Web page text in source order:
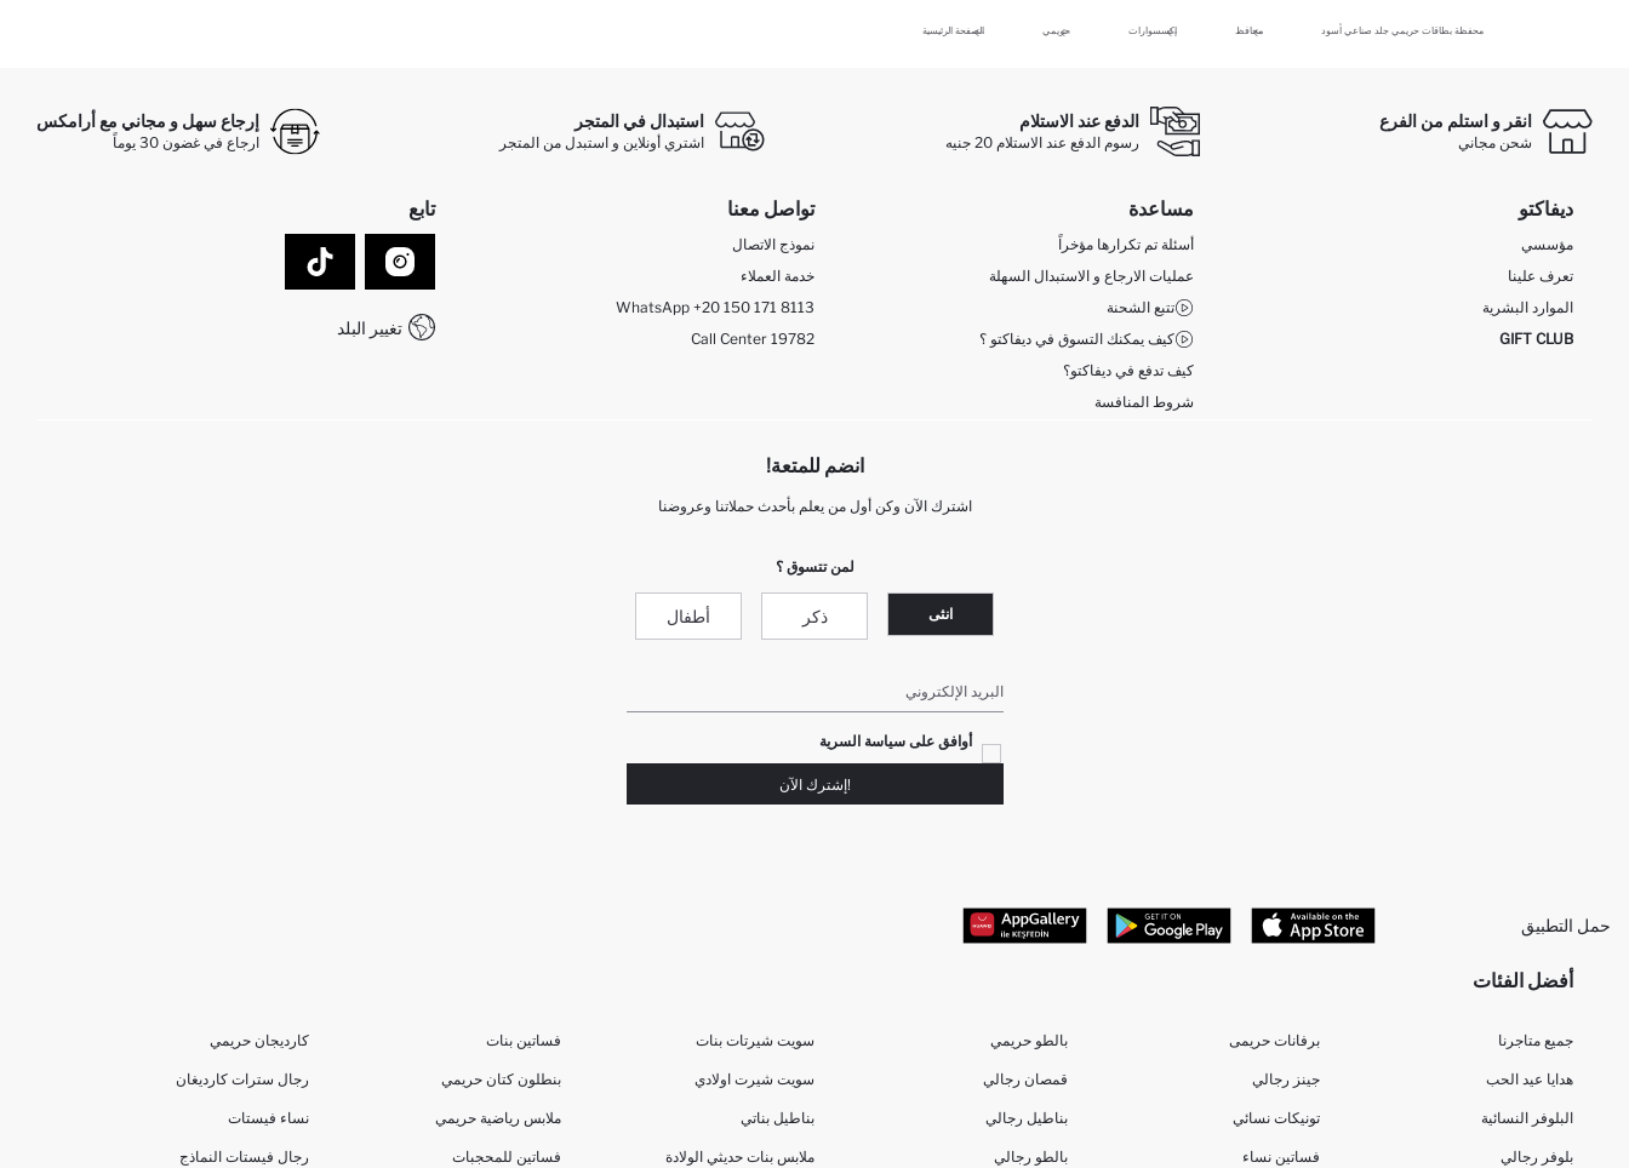
الصفحة الرئيسية حريمي إكسسوارات محافظ محفظة بطاقات حريمي جلد صناعي أسود
انقر و استلم من الفرع
شحن مجاني
الدفع عند الاستلام
رسوم الدفع عند الاستلام 20 جنيه
استبدال في المتجر
اشتري أونلاين و استبدل من المتجر
إرجاع سهل و مجاني مع أرامكس
ارجاع في غضون 30 يوماً
ديفاكتو
مؤسسي
تعرف علينا
الموارد البشرية
GIFT CLUB
مساعدة
أسئلة تم تكرارها مؤخراً
عمليات الارجاع و الاستبدال السهلة
تتبع الشحنة
كيف يمكنك التسوق في ديفاكتو ؟
كيف تدفع في ديفاكتو؟
شروط المنافسة
تواصل معنا
نموذج الاتصال
خدمة العملاء
WhatsApp +20 150 171 8113
Call Center 19782
تابع
تغيير البلد
انضم للمتعة!
اشترك الآن وكن أول من يعلم بأحدث حملاتنا وعروضنا
لمن تتسوق ؟
انثى ذكر أطفال
البريد الإلكتروني
أوافق على سياسة السرية
!إشترك الآن
حمل التطبيق
أفضل الفئات
جميع متاجرنا
هدايا عيد الحب
البلوفر النسائية
بلوفر رجالي
برفانات حريمى
جينز رجالي
تونيكات نسائي
فساتين نساء
بالطو حريمي
قمصان رجالي
بناطيل رجالي
بالطو رجالي
سويت شيرتات بنات
سويت شيرت اولادي
بناطيل بناتي
ملابس بنات حديثي الولادة
فساتين بنات
بنطلون كتان حريمي
ملابس رياضية حريمي
فساتين للمحجبات
كارديجان حريمي
رجال سترات كارديغان
نساء فيستات
رجال فيستات النماذج